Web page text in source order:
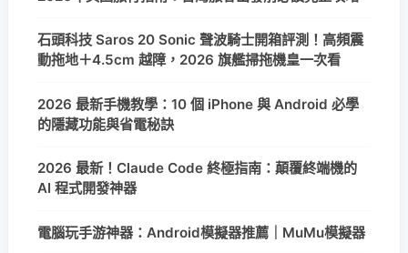
石頭科技 Saros 20 Sonic 聲波騎士開箱評測！高頻震
動拖地＋4.5cm 越障，2026 旗艦掃拖機皇一次看
2026 最新手機教學：10 個 iPhone 與 Android 必學
的隱藏功能與省電秘訣
2026 最新！Claude Code 終極指南：顛覆終端機的
AI 程式開發神器
電腦玩手游神器：Android模擬器推薦｜MuMu模擬器